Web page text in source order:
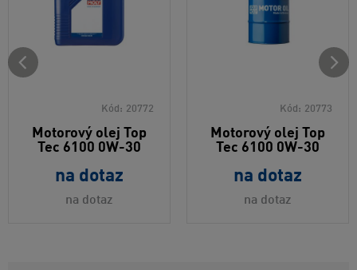
Kód: 20772
Motorový olej Top
Tec 6100 0W-30
na dotaz
na dotaz
Kód: 20773
Motorový olej Top
Tec 6100 0W-30
na dotaz
na dotaz